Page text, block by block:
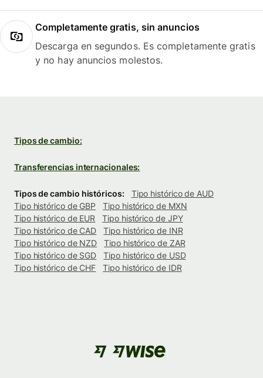
Completamente gratis, sin anuncios
Descarga en segundos. Es completamente gratis
y no hay anuncios molestos.
Tipos de cambio:
Transferencias internacionales:
Tipos de cambio históricos:
Tipo histórico de AUD
Tipo histórico de GBP
Tipo histórico de MXN
Tipo histórico de EUR
Tipo histórico de JPY
Tipo histórico de CAD
Tipo histórico de INR
Tipo histórico de NZD
Tipo histórico de ZAR
Tipo histórico de SGD
Tipo histórico de USD
Tipo histórico de CHF
Tipo histórico de IDR